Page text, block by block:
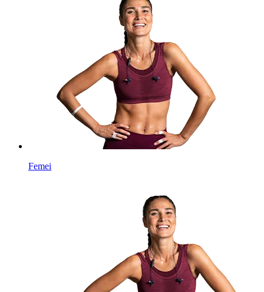
Femei